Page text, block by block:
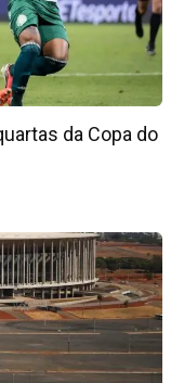
da Copa do